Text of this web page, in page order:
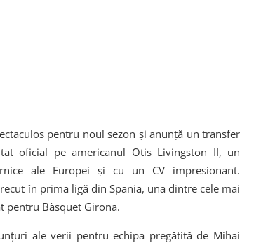
pentru noul sezon și anunță un transfer
oficial pe americanul Otis Livingston II, un
ale Europei și cu un CV impresionant.
în prima ligă din Spania, una dintre cele mai
pentru Bàsquet Girona.
ale verii pentru echipa pregătită de Mihai